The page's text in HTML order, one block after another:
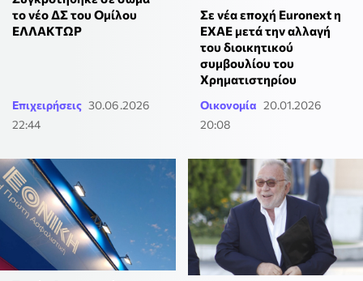
το νέο ΔΣ του Ομίλου
ΕΛΛΑΚΤΩΡ
Επιχειρήσεις 30.06.2026
22:44
Σε νέα εποχή Euronext η
ΕΧΑΕ μετά την αλλαγή
του διοικητικού
συμβουλίου του
Χρηματιστηρίου
Οικονομία 20.01.2026
20:08